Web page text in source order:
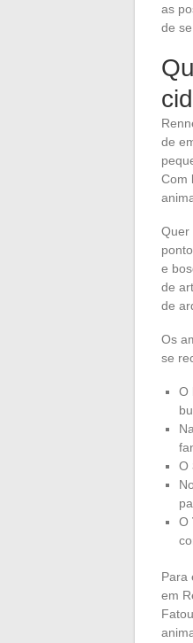
as
de
de
Com
Quer
e
de
de
Os
se
O
Na
O
No
O
Para
em